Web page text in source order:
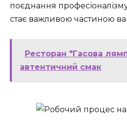
поєднання
стає важливою частиною
Ресторан "Гасова
автентичний смак